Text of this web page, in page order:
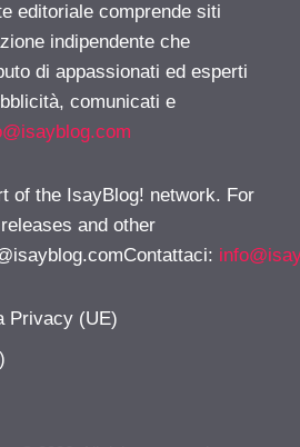
editoriale comprende siti
indipendente che
di appassionati ed esperti
comunicati e
of the IsayBlog! network. For
and other
:
Privacy (UE)